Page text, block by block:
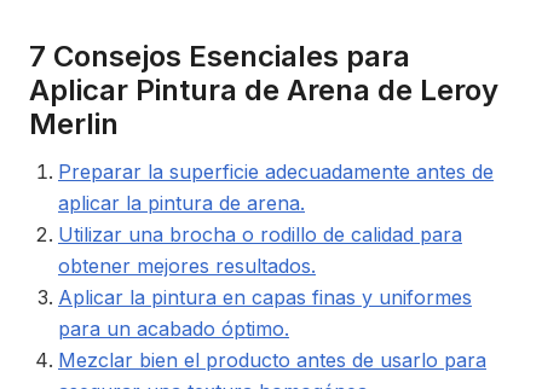
7 Consejos Esenciales para
Aplicar Pintura de Arena de Leroy
Merlin
Preparar la superficie adecuadamente antes de
aplicar la pintura de arena.
Utilizar una brocha o rodillo de calidad para
obtener mejores resultados.
Aplicar la pintura en capas finas y uniformes
para un acabado óptimo.
Mezclar bien el producto antes de usarlo para